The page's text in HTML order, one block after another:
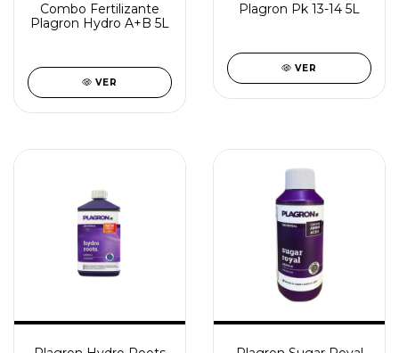
Combo Fertilizante
Plagron Hydro A+B 5L
VER
Plagron Pk 13-14 5L
VER